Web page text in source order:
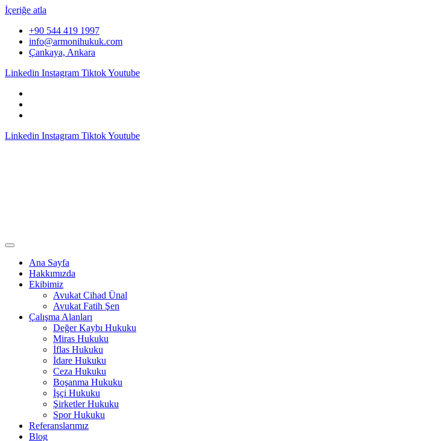
İçeriğe atla
+90 544 419 1997
info@armonihukuk.com
Çankaya, Ankara
Linkedin Instagram TiktokYoutube
Linkedin Instagram TiktokYoutube
Ana Sayfa
Hakkımızda
Ekibimiz
Avukat Cihad Ünal
Avukat Fatih Şen
Çalışma Alanları
Değer Kaybı Hukuku
Miras Hukuku
İflas Hukuku
İdare Hukuku
Ceza Hukuku
Boşanma Hukuku
İşçi Hukuku
Şirketler Hukuku
Spor Hukuku
Referanslarımız
Blog